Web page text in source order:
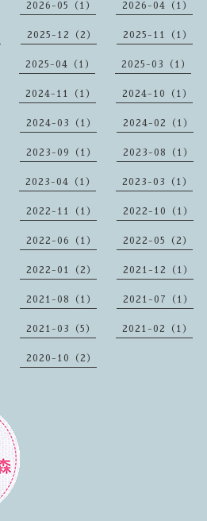
2026-05（1） 2026-04（1）
2025-12（2） 2025-11（1）
2025-04（1） 2025-03（1）
2024-11（1） 2024-10（1）
2024-03（1） 2024-02（1）
2023-09（1） 2023-08（1）
2023-04（1） 2023-03（1）
2022-11（1） 2022-10（1）
2022-06（1） 2022-05（2）
2022-01（2） 2021-12（1）
2021-08（1） 2021-07（1）
2021-03（5） 2021-02（1）
2020-10（2）